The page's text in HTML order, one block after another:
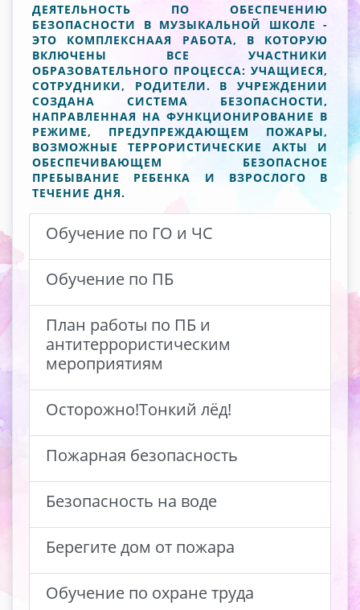
ДЕЯТЕЛЬНОСТЬ ПО ОБЕСПЕЧЕНИЮ
БЕЗОПАСНОСТИ В МУЗЫКАЛЬНОЙ ШКОЛЕ -
ЭТО КОМПЛЕКСНААЯ РАБОТА, В КОТОРУЮ
ВКЛЮЧЕНЫ ВСЕ УЧАСТНИКИ
ОБРАЗОВАТЕЛЬНОГО ПРОЦЕССА: УЧАЩИЕСЯ,
СОТРУДНИКИ, РОДИТЕЛИ. В УЧРЕЖДЕНИИ
СОЗДАНА СИСТЕМА БЕЗОПАСНОСТИ,
НАПРАВЛЕННАЯ НА ФУНКЦИОНИРОВАНИЕ В
РЕЖИМЕ, ПРЕДУПРЕЖДАЮЩЕМ ПОЖАРЫ,
ВОЗМОЖНЫЕ ТЕРРОРИСТИЧЕСКИЕ АКТЫ И
ОБЕСПЕЧИВАЮЩЕМ БЕЗОПАСНОЕ
ПРЕБЫВАНИЕ РЕБЕНКА И ВЗРОСЛОГО В
ТЕЧЕНИЕ ДНЯ.
Обучение по ГО и ЧС
Обучение по ПБ
План работы по ПБ и
антитеррористическим
мероприятиям
Осторожно!Тонкий лёд!
Пожарная безопасность
Безопасность на воде
Берегите дом от пожара
Обучение по охране труда